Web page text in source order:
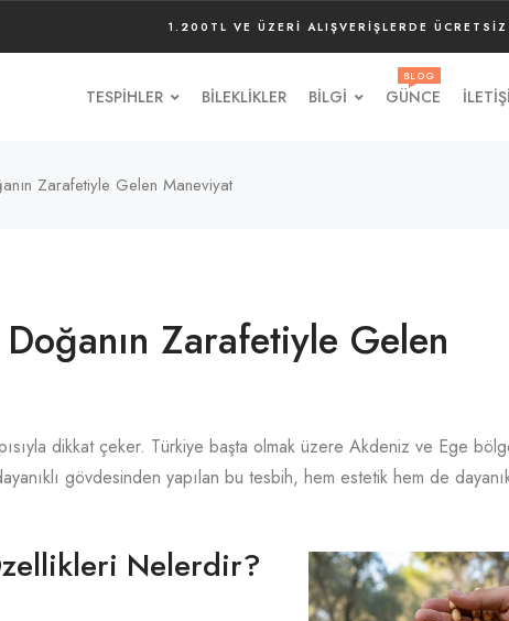
1.200TL VE ÜZERI ALIŞVERIŞLERDE ÜCRETSIZ
TESPIHLER BILEKLIKLER BILGI GÜNCE
BLOG
Zarafetiyle Gelen Maneviyat
Zarafetiyle Gelen
dikkat çeker. Türkiye başta olmak üzere Akdeniz ve Ege
gövdesinden yapılan bu tesbih, hem estetik hem de
Nelerdir?